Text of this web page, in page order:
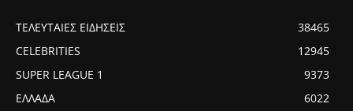
ΤΕΛΕΥΤΑΙΕΣ ΕΙΔΗΣΕΙΣ
38465
CELEBRITIES
12945
SUPER LEAGUE 1
9373
ΕΛΛΑΔΑ
6022